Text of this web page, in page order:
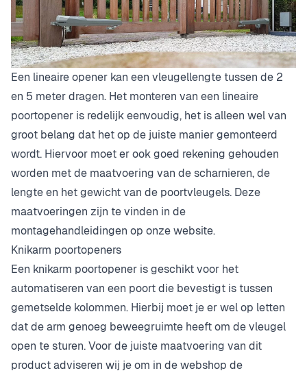
Een lineaire opener kan een vleugellengte tussen de 2
en 5 meter dragen. Het monteren van een lineaire
poortopener is redelijk eenvoudig, het is alleen wel van
groot belang dat het op de juiste manier gemonteerd
wordt. Hiervoor moet er ook goed rekening gehouden
worden met de maatvoering van de scharnieren, de
lengte en het gewicht van de poortvleugels. Deze
maatvoeringen zijn te vinden in de
montagehandleidingen op onze website.
Knikarm poortopeners
Een knikarm poortopener is geschikt voor het
automatiseren van een poort die bevestigt is tussen
gemetselde kolommen. Hierbij moet je er wel op letten
dat de arm genoeg beweegruimte heeft om de vleugel
open te sturen. Voor de juiste maatvoering van dit
product adviseren wij je om in de webshop de